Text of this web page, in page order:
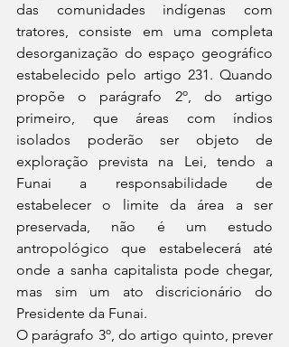
das comunidades indígenas com
tratores, consiste em uma completa
desorganização do espaço geográfico
estabelecido pelo artigo 231. Quando
propõe o parágrafo 2º, do artigo
primeiro, que áreas com índios
isolados poderão ser objeto de
exploração prevista na Lei, tendo a
Funai a responsabilidade de
estabelecer o limite da área a ser
preservada, não é um estudo
antropológico que estabelecerá até
onde a sanha capitalista pode chegar,
mas sim um ato discricionário do
Presidente da Funai.
O parágrafo 3º, do artigo quinto, prever